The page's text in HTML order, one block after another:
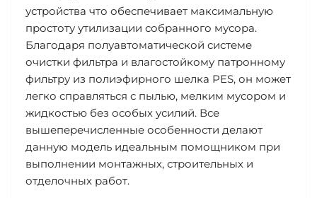
устройства что обеспечивает максимальную
простоту утилизации собранного мусора.
Благодаря полуавтоматической системе
очистки фильтра и влагостойкому патронному
фильтру из полиэфирного шелка PES, он может
легко справляться с пылью, мелким мусором и
жидкостью без особых усилий. Все
вышеперечисленные особенности делают
данную модель идеальным помощником при
выполнении монтажных, строительных и
отделочных работ.